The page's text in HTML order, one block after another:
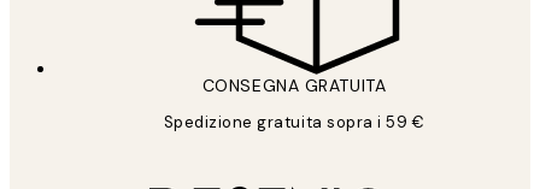
CONSEGNA GRATUITA
Spedizione gratuita sopra i 59 €